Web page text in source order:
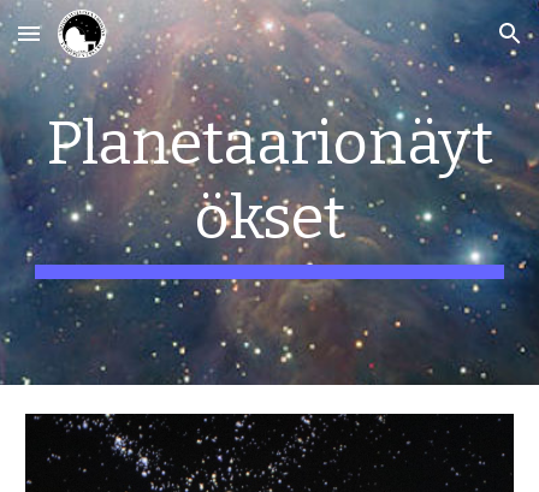
Skip to main content Skip to navigation
Planetaarionäyt
ökset